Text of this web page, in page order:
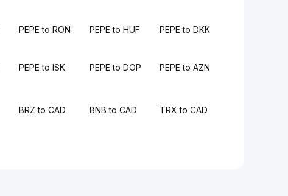
PEPE to RON PEPE to HUF PEPE to DKK
PEPE to ISK PEPE to DOP PEPE to AZN
BRZ to CAD BNB to CAD TRX to CAD